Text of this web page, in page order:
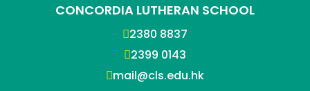
CONCORDIA LUTHERAN SCHOOL
2380 8837
2399 0143
mail@cls.edu.hk